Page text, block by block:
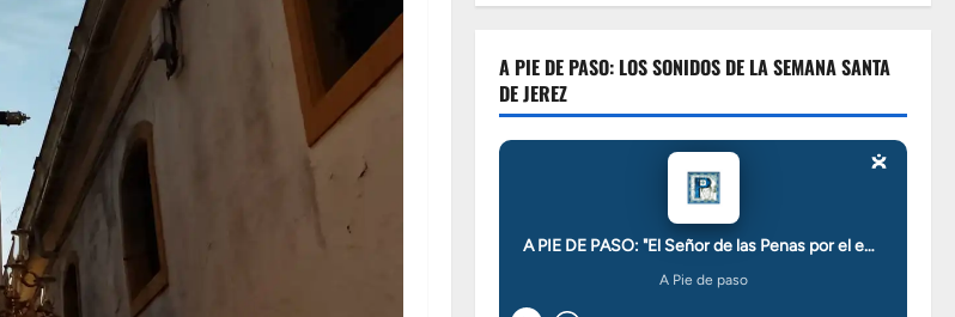
A PIE DE PASO: LOS SONIDOS DE LA SEMANA SANTA
DE JEREZ